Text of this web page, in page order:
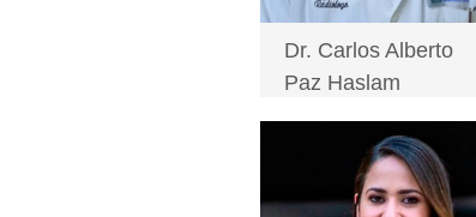
Dr. Carlos Alberto
Paz Haslam